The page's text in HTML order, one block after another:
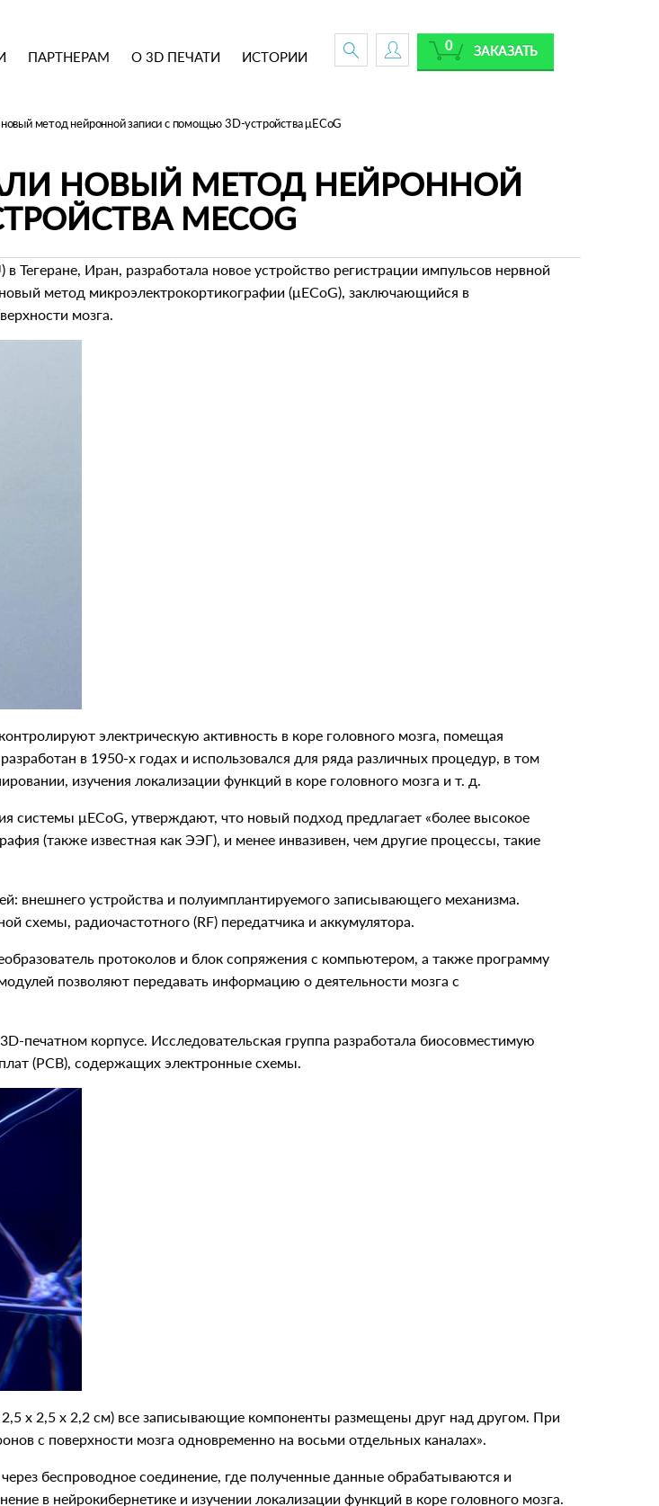
ПАРТНЕРАМ О 3D ПЕЧАТИ ИСТОРИИ ЗАКАЗАТЬ
0
метод нейронной записи с помощью 3D-устройства μECoG
НОВЫЙ МЕТОД НЕЙРОННОЙ
ΜECOG
Тегеране, Иран, разработала новое устройство регистрации импульсов нервной
метод микроэлектрокортикографии (μECoG), заключающийся в
мозга.
электрическую активность в коре головного мозга, помещая
в 1950-х годах и использовался для ряда различных процедур, в том
изучения локализации функций в коре головного мозга и т. д.
системы μECoG, утверждают, что новый подход предлагает «более высокое
(также известная как ЭЭГ), и менее инвазивен, чем другие процессы, такие
внешнего устройства и полуимплантируемого записывающего механизма.
схемы, радиочастотного (RF) передатчика и аккумулятора.
протоколов и блок сопряжения с компьютером, а также программу
позволяют передавать информацию о деятельности мозга с
печатном корпусе. Исследовательская группа разработала биосовместимую
(PCB), содержащих электронные схемы.
х 2,5 х 2,2 см) все записывающие компоненты размещены друг над другом. При
с поверхности мозга одновременно на восьми отдельных каналах».
беспроводное соединение, где полученные данные обрабатываются и
в нейрокибернетике и изучении локализации функций в коре головного мозга.